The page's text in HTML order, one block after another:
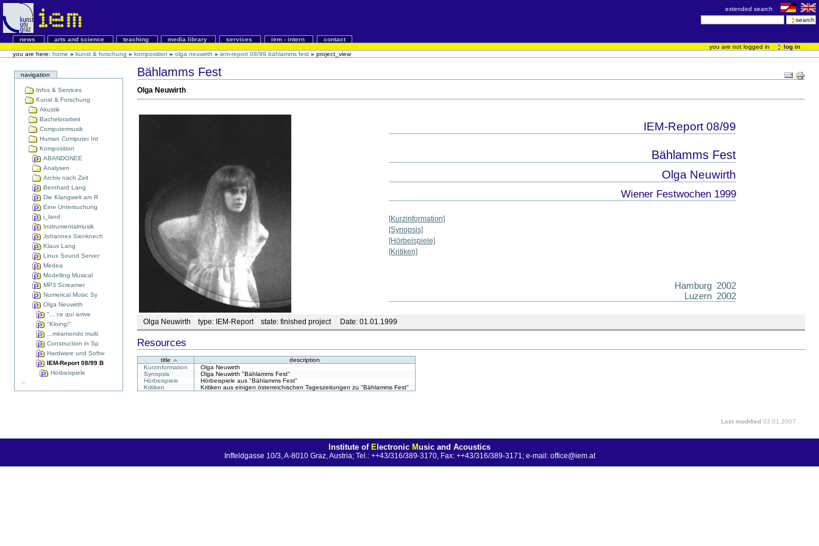
extended search
news arts and science teaching media library services iem - intern
contact
you are not logged in
log in
you are here: home » kunst & forschung » komposition » olga neuwirth » iem-report 08/99 bählamms fest » project_view
navigation
Infos & Services
Kunst & Forschung
Akustik
Bachelorarbeit
Computermusik
Human Computer Int
Komposition
ABANDONEE
Analysen
Archiv nach Zeit
Bernhard Lang
Die Klangwelt am R
Eine Untersuchung
i_land
Instrumentalmusik
Johannes Sienknech
Klaus Lang
Linux Sound Server
Medea
Modelling Musical
MP3 Screamer
Numerical Music Sy
Olga Neuwirth
"... ce qui arrive
"Kloing!"
...miramondo multi
Construction in Sp
Hardware und Softw
IEM-Report 08/99 B
Hörbeispiele
Bählamms Fest
Olga Neuwirth
IEM-Report 08/99
Bählamms Fest
Olga Neuwirth
Wiener Festwochen 1999
[Kurzinformation]
[Synopsis]
[Hörbeispiele]
[Kritiken]
Hamburg 2002
Luzern 2002
Olga Neuwirth type: IEM-Reportstate: finished project Date:01.01.1999
Resources
title
description
Kurzinformation
Olga Neuwirth
Synopsis
Olga Neuwirth "Bählamms Fest"
Hörbeispiele
Hörbeispiele aus "Bählamms Fest"
Kritiken
Kritiken aus einigen österreichischen Tageszeitungen zu "Bählamms Fest"
Last modified 03.01.2007
Institute of Electronic Music and Acoustics
Inffeldgasse 10/3, A-8010 Graz, Austria; Tel.: ++43/316/389-3170, Fax: ++43/316/389-3171; e-mail: office@iem.at